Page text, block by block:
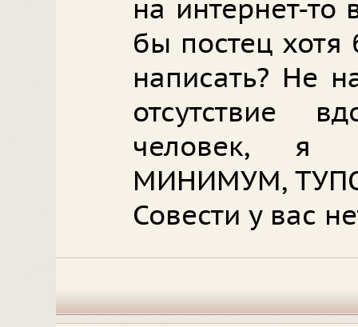
на интернет-то
бы постец
написать? Не
отсутствие
человек, я
МИНИМУМ,
Совести у вас